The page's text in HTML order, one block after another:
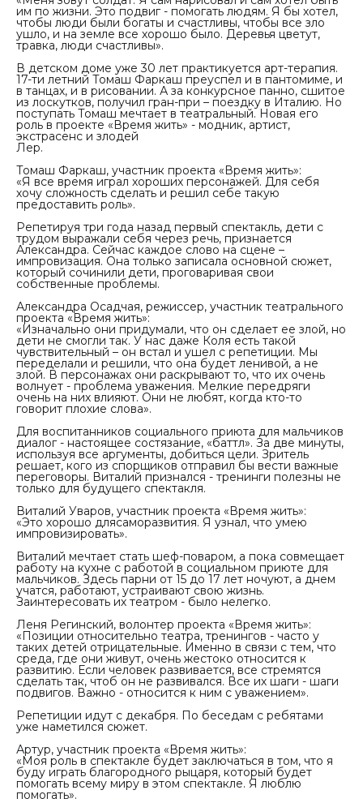
им по жизни. Это подвиг - помогать людям. Я бы хотел,
чтобы люди были богаты и счастливы, чтобы все зло
ушло, и на земле все хорошо было. Деревья цветут,
травка, люди счастливы».
В детском доме уже 30 лет практикуется арт-терапия.
17-ти летний Томаш Фаркаш преуспел и в пантомиме, и
в танцах, и в рисовании. А за конкурсное панно, сшитое
из лоскутков, получил гран-при – поездку в Италию. Но
поступать Томаш мечтает в театральный. Новая его
роль в проекте «Время жить» - модник, артист,
экстрасенс и злодей
Лер.
Томаш Фаркаш, участник проекта «Время жить»:
«Я все время играл хороших персонажей. Для себя
хочу сложность сделать и решил себе такую
предоставить роль».
Репетируя три года назад первый спектакль, дети с
трудом выражали себя через речь, признается
Александра. Сейчас каждое слово на сцене –
импровизация. Она только записала основной сюжет,
который сочинили дети, проговаривая свои
собственные проблемы.
Александра Осадчая, режиссер, участник театрального
проекта «Время жить»:
«Изначально они придумали, что он сделает ее злой, но
дети не смогли так. У нас даже Коля есть такой
чувствительный – он встал и ушел с репетиции. Мы
переделали и решили, что она будет ленивой, а не
злой. В персонажах они раскрывают то, что их очень
волнует - проблема уважения. Мелкие передряги
очень на них влияют. Они не любят, когда кто-то
говорит плохие слова».
Для воспитанников социального приюта для мальчиков
диалог - настоящее состязание, «баттл». За две минуты,
используя все аргументы, добиться цели. Зритель
решает, кого из спорщиков отправил бы вести важные
переговоры. Виталий признался - тренинги полезны не
только для будущего спектакля.
Виталий Уваров, участник проекта «Время жить»:
«Это хорошо длясаморазвития. Я узнал, что умею
импровизировать».
Виталий мечтает стать шеф-поваром, а пока совмещает
работу на кухне с работой в социальном приюте для
мальчиков. Здесь парни от 15 до 17 лет ночуют, а днем
учатся, работают, устраивают свою жизнь.
Заинтересовать их театром - было нелегко.
Леня Регинский, волонтер проекта «Время жить»:
«Позиции относительно театра, тренингов - часто у
таких детей отрицательные. Именно в связи с тем, что
среда, где они живут, очень жестоко относится к
развитию. Если человек развивается, все стремятся
сделать так, чтоб он не развивался. Все их шаги - шаги
подвигов. Важно - относится к ним с уважением».
Репетиции идут с декабря. По беседам с ребятами
уже наметился сюжет.
Артур, участник проекта «Время жить»:
«Моя роль в спектакле будет заключаться в том, что я
буду играть благородного рыцаря, который будет
помогать всему миру в этом спектакле. Я люблю
помогать».